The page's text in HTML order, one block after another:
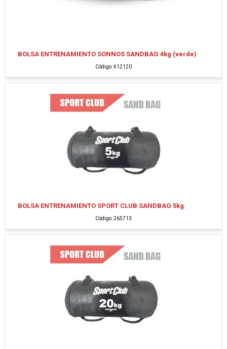
BOLSA ENTRENAMIENTO SONNOS SANDBAG 4kg (verde)
Código: 412120
BOLSA ENTRENAMIENTO SPORT CLUB SANDBAG 5kg
Código: 265713